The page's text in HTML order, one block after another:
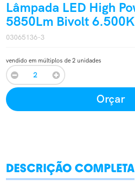
Lâmpada LED High
5850Lm Bivolt 6.500K
03065136-3
vendido em múltiplos de 2 unidades
Orçar
DESCRIÇÃO COMPLETA